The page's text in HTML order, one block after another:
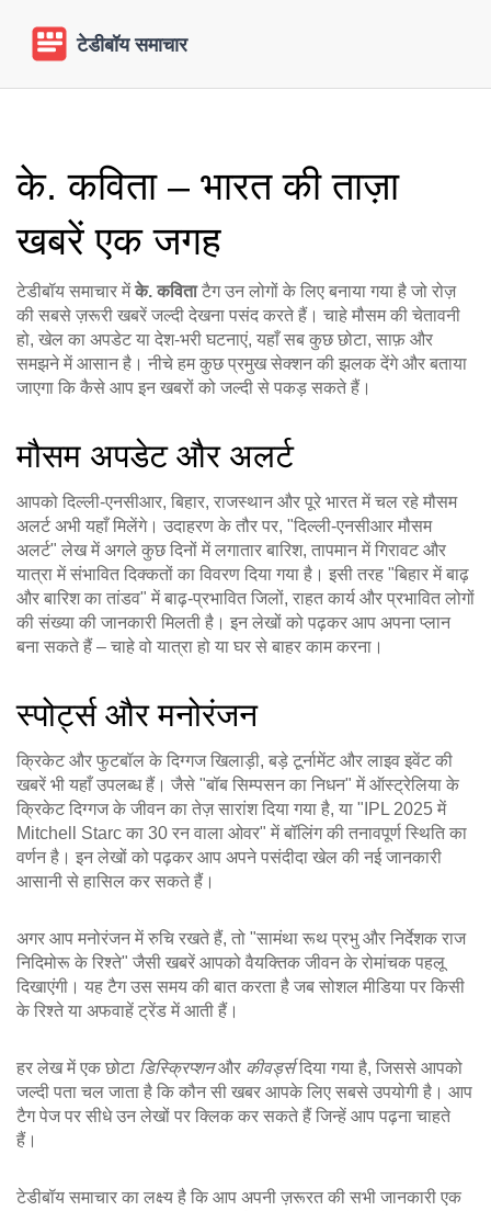
के. कविता – भारत की ताज़ा
खबरें एक जगह
टेडीबॉय समाचार मेंके. कविताटैग उन लोगों के लिए बनाया गया है जो रोज़
की सबसे ज़रूरी खबरें जल्दी देखना पसंद करते हैं। चाहे मौसम की चेतावनी
हो, खेल का अपडेट या देश‑भरी घटनाएं, यहाँ सब कुछ छोटा, साफ़ और
समझने में आसान है। नीचे हम कुछ प्रमुख सेक्शन की झलक देंगे और बताया
जाएगा कि कैसे आप इन खबरों को जल्दी से पकड़ सकते हैं।
मौसम अपडेट और अलर्ट
आपको दिल्ली‑एनसीआर, बिहार, राजस्थान और पूरे भारत में चल रहे मौसम
अलर्ट अभी यहाँ मिलेंगे। उदाहरण के तौर पर, "दिल्ली‑एनसीआर मौसम
अलर्ट" लेख में अगले कुछ दिनों में लगातार बारिश, तापमान में गिरावट और
यात्रा में संभावित दिक्कतों का विवरण दिया गया है। इसी तरह "बिहार में बाढ़
और बारिश का तांडव" में बाढ़‑प्रभावित जिलों, राहत कार्य और प्रभावित लोगों
की संख्या की जानकारी मिलती है। इन लेखों को पढ़कर आप अपना प्लान
बना सकते हैं – चाहे वो यात्रा हो या घर से बाहर काम करना।
स्पोर्ट्स और मनोरंजन
क्रिकेट और फुटबॉल के दिग्गज खिलाड़ी, बड़े टूर्नामेंट और लाइव इवेंट की
खबरें भी यहाँ उपलब्ध हैं। जैसे "बॉब सिम्पसन का निधन" में ऑस्ट्रेलिया के
क्रिकेट दिग्गज के जीवन का तेज़ सारांश दिया गया है, या "IPL 2025 में
Mitchell Starc का 30 रन वाला ओवर" में बॉलिंग की तनावपूर्ण स्थिति का
वर्णन है। इन लेखों को पढ़कर आप अपने पसंदीदा खेल की नई जानकारी
आसानी से हासिल कर सकते हैं।
अगर आप मनोरंजन में रुचि रखते हैं, तो "सामंथा रूथ प्रभु और निर्देशक राज
निदिमोरू के रिश्ते" जैसी खबरें आपको वैयक्तिक जीवन के रोमांचक पहलू
दिखाएंगी। यह टैग उस समय की बात करता है जब सोशल मीडिया पर किसी
के रिश्ते या अफवाहें ट्रेंड में आती हैं।
हर लेख में एक छोटा डिस्क्रिप्शनऔर कीवर्ड्सदिया गया है, जिससे आपको
जल्दी पता चल जाता है कि कौन सी खबर आपके लिए सबसे उपयोगी है। आप
टैग पेज पर सीधे उन लेखों पर क्लिक कर सकते हैं जिन्हें आप पढ़ना चाहते
हैं।
टेडीबॉय समाचार का लक्ष्य है कि आप अपनी ज़रूरत की सभी जानकारी एक